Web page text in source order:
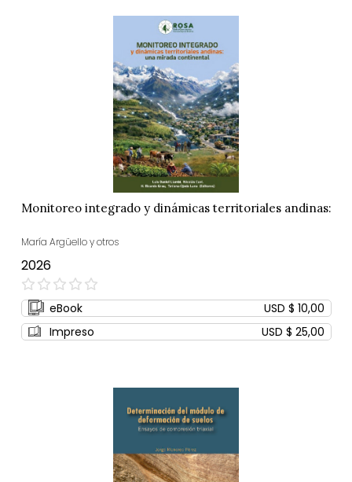
Monitoreo integrado y dinámicas territoriales andinas:
María Argüello y otros
2026
0%
eBook
USD $ 10,00
Impreso
USD $ 25,00